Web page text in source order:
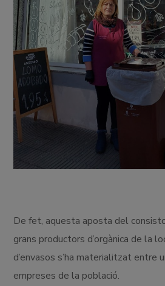
De fet, aquesta aposta del
grans productors d’orgànica de la
d’envasos s’ha materialitzat entre
empreses de la població.